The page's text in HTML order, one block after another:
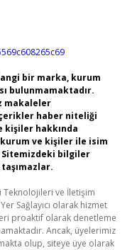
bir marka, kurum
bulunmamaktadır.
makaleler
haber niteliği
kişiler hakkında
kurum ve kişiler ile isim
bilgiler
Teknolojileri ve İletişim
Sağlayıcı olarak hizmet
proaktif olarak denetleme
Ancak, üyelerimiz
olup, siteye üye olarak